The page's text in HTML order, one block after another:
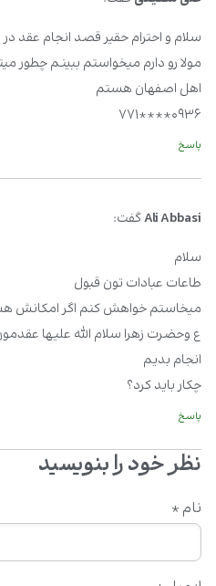
مولا رو دارم میخواستم ببینم چطور
اهل اصفهان هستم
۰۹۳۶****۷۷۱
پاسخ
Ali Abbasiگفت:
سلام
طاعات عبادات تون قبول
میخاستم خواهش کنم اگر امکانش
ع وحضرت زهرا سلام الله علیها
انجام بدیم
چکار باید کرد؟
پاسخ
نظر خود را بنویسید
نام *